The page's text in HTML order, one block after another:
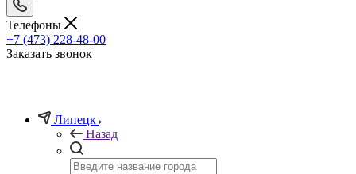
Телефоны
+7 (473) 228-48-00
Заказать звонок
Липецк
Назад